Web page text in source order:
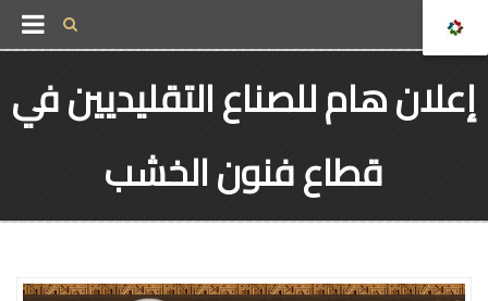
إعلان هام للصناع التقليديين في
قطاع فنون الخشب